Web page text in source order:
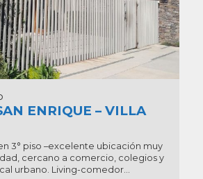
ENRIQUE – VILLA
3° piso –excelente ubicación muy
cercano a comercio, colegios y
urbano. Living-comedor...